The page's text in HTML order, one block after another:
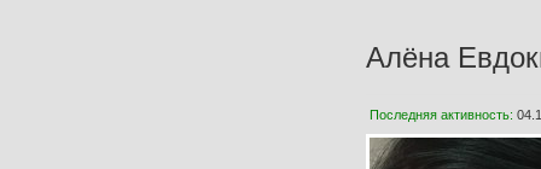
Алёна
Последняя активность: